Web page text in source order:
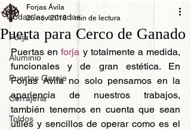
Todas las entradas
Forja
Aluminio
Puertas Garaje
Cerrajería
Toldos
Puerta para Cerco de Ganado
Forjas Ávila
26 nov 2018 1 min de lectura
Puertas en forja y totalmente a medida,
funcionales y de gran estética. En
Forjas Ávila no solo pensamos en la
apariencia de nuestros trabajos,
también tenemos en cuenta que sean
útiles y sencillos de operar como es el